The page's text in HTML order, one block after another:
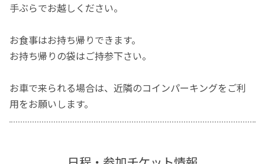
手ぶらでお越しください。
お食事はお持ち帰りできます。
お持ち帰りの袋はご持参下さい。
お車で来られる場合は、近隣のコインパーキングをご利
用をお願いします。